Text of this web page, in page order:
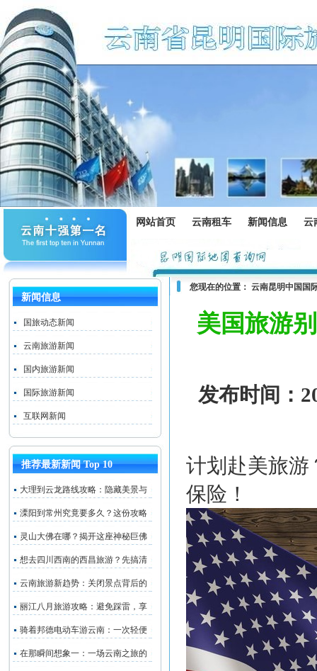
网站首页 云南租车 新闻信息 云
新闻信息
国旅动态新闻
云南旅游新闻
国内旅游新闻
国际旅游新闻
互联网新闻
推荐最新新闻 Top 10
大理到云龙路线攻略：隐藏美景与
溧阳到常州究竟要多久？这份攻略
灵山大佛在哪？揭开这座神秘巨佛
想去四川西南的西昌旅游？先搞清
云南旅游新趋势：关闭景点背后的
丽江八月旅游攻略：避免踩雷，享
骑着邦德电动车游云南：一次轻便
在那瞬间想象一：一场云南之旅的
您现在的位置： 云南昆明中国国
美国旅游
发布时间：
计划赴美旅
保险！